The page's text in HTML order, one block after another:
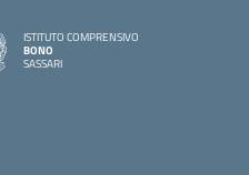
ISTITUTO COMPRENSIVO
BONO
SASSARI